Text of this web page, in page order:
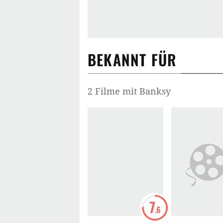
BEKANNT FÜR
2 Filme mit Banksy
7.6